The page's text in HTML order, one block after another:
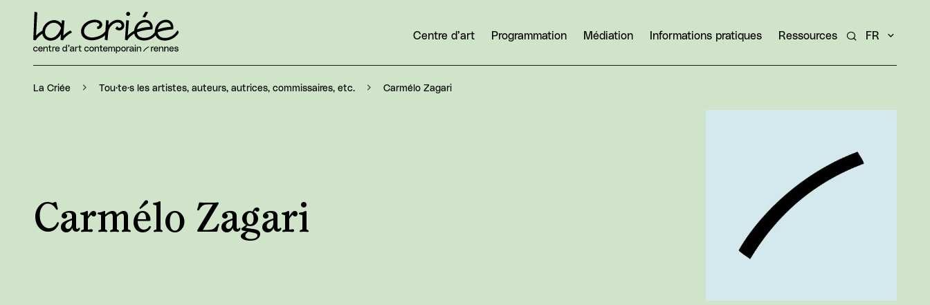
Centre d’art Programmation Médiation Informations pratiques Ressources Rechercher un
FR
La Criée Tou·te·s les artistes, auteurs, autrices, commissaires, etc. Carmélo Zagari
Carmélo Zagari